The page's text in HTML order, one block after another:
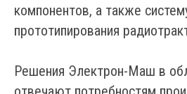
компонентов, а также
прототипирования
Решения Электрон-Маш в